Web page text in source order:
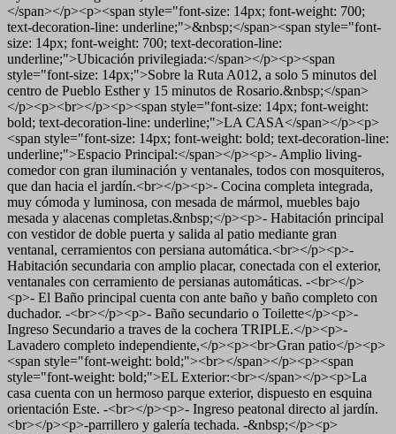
</span></p><p><span style="font-size: 14px; font-weight: 700;
text-decoration-line: underline;">&nbsp;</span><span style="font-
size: 14px; font-weight: 700; text-decoration-line:
underline;">Ubicación privilegiada:</span></p><p><span
style="font-size: 14px;">Sobre la Ruta A012, a solo 5 minutos del
centro de Pueblo Esther y 15 minutos de Rosario.&nbsp;</span>
</p><p><br></p><p><span style="font-size: 14px; font-weight:
bold; text-decoration-line: underline;">LA CASA</span></p><p>
<span style="font-size: 14px; font-weight: bold; text-decoration-line:
underline;">Espacio Principal:</span></p><p>- Amplio living-
comedor con gran iluminación y ventanales, todos con mosquiteros,
que dan hacia el jardín.<br></p><p>- Cocina completa integrada,
muy cómoda y luminosa, con mesada de mármol, muebles bajo
mesada y alacenas completas.&nbsp;</p><p>- Habitación principal
con vestidor de doble puerta y salida al patio mediante gran
ventanal, cerramientos con persiana automática.<br></p><p>-
Habitación secundaria con amplio placar, conectada con el exterior,
ventanales con cerramiento de persianas automáticas. -<br></p>
<p>- El Baño principal cuenta con ante baño y baño completo con
duchador. -<br></p><p>- Baño secundario o Toilette</p><p>-
Ingreso Secundario a traves de la cochera TRIPLE.</p><p>-
Lavadero completo independiente,</p><p><br>Gran patio</p><p>
<span style="font-weight: bold;"><br></span></p><p><span
style="font-weight: bold;">EL Exterior:<br></span></p><p>La
casa cuenta con un hermoso parque exterior, dispuesto en esquina
orientación Este. -<br></p><p>- Ingreso peatonal directo al jardín.
<br></p><p>-parrillero y galería techada. -&nbsp;</p><p>